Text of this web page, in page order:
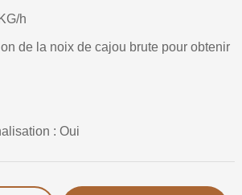
h
de la noix de cajou brute pour obtenir
: Oui